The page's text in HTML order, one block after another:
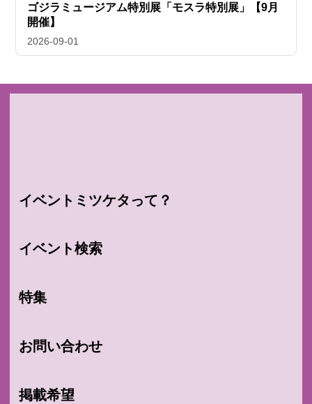
ゴジラミュージアム特別展「モスラ特別展」【9月
開催】
2026-09-01
イベントミツケタって？
イベント検索
特集
お問い合わせ
掲載希望